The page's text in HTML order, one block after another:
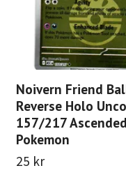
Noivern Friend
Reverse Holo
157/217
Pokemon
25 kr